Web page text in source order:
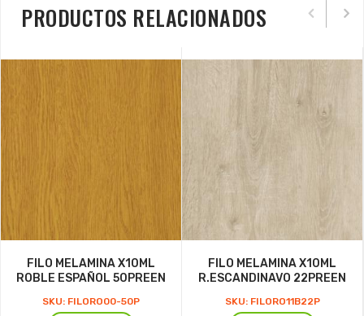
PRODUCTOS RELACIONADOS
FILO MELAMINA X10ML
ROBLE ESPAÑOL 50PREEN
SKU: FILORO00-50P
FILO MELAMINA X10ML
R.ESCANDINAVO 22PREEN
SKU: FILORO11B22P